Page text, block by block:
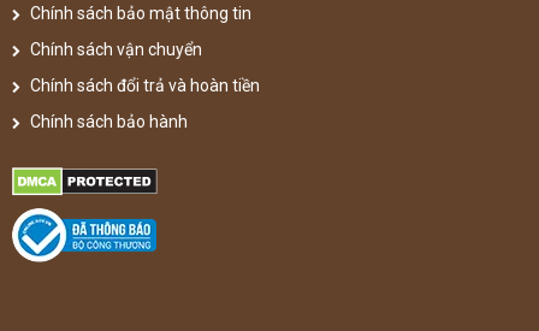
Chính sách bảo mật thông tin
Chính sách vận chuyển
Chính sách đổi trả và hoàn tiền
Chính sách bảo hành